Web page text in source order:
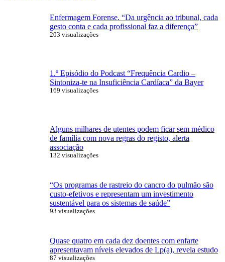
Enfermagem Forense. “Da urgência ao tribunal, cada
gesto conta e cada profissional faz a diferença”
203 visualizações
1.º Episódio do Podcast “Frequência Cardio –
Sintoniza-te na Insuficiência Cardíaca” da Bayer
169 visualizações
Alguns milhares de utentes podem ficar sem médico
de família com nova regras do registo, alerta
associação
132 visualizações
“Os programas de rastreio do cancro do pulmão são
custo-efetivos e representam um investimento
sustentável para os sistemas de saúde”
93 visualizações
Quase quatro em cada dez doentes com enfarte
apresentavam níveis elevados de Lp(a), revela estudo
87 visualizações